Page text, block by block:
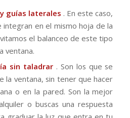
guías laterales . En este caso,
integran en el mismo hoja de la
el balanceo de este tipo
ventana.
sin taladrar. Son los que se
la ventana, sin tener que hacer
o en la pared. Son la mejor
o buscas una respuesta